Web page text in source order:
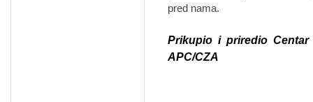
pred nama.
Prikupio i priredio
APC/CZA